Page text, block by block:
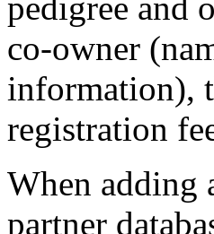
pedigree and
co-owner
information),
registration
When adding
partner